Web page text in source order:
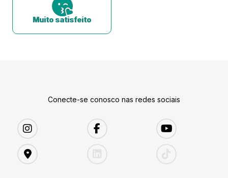
Muito satisfeito
Conecte-se conosco nas redes sociais